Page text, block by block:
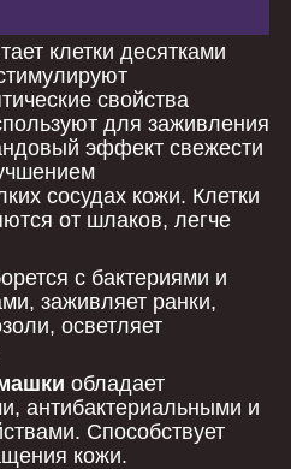
клетки десятками
свойства
для заживления
эффект свежести
сосудах кожи. Клетки
от шлаков, легче
с бактериями и
заживляет ранки,
осветляет
обладает
антибактериальными и
Способствует
кожи.